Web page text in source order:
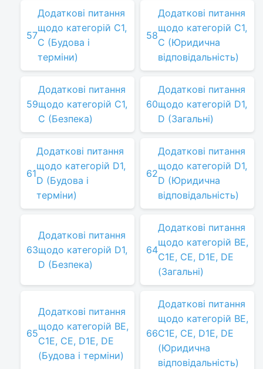
57
Додаткові питання
щодо категорій C1,
C (Будова і
терміни)
58
Додаткові питання
щодо категорій C1,
C (Юридична
відповідальність)
59
Додаткові питання
щодо категорій C1,
C (Безпека)
60
Додаткові питання
щодо категорій D1,
D (Загальні)
61
Додаткові питання
щодо категорій D1,
D (Будова і
терміни)
62
Додаткові питання
щодо категорій D1,
D (Юридична
відповідальність)
63
Додаткові питання
щодо категорій D1,
D (Безпека)
64
Додаткові питання
щодо категорій BE,
C1E, CE, D1E, DE
(Загальні)
65
Додаткові питання
щодо категорій BE,
C1E, CE, D1E, DE
(Будова і терміни)
66
Додаткові питання
щодо категорій BE,
C1E, CE, D1E, DE
(Юридична
відповідальність)